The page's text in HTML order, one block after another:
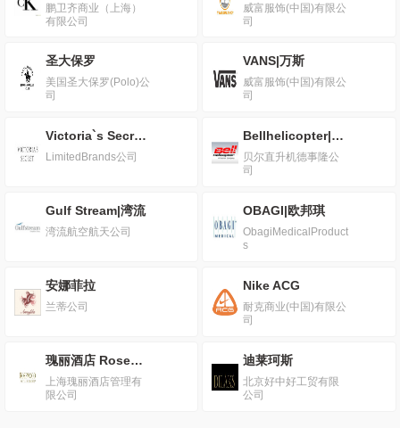
鹏卫齐商业（上海）
有限公司
威富服饰(中国)有限公
司
圣大保罗
美国圣大保罗(Polo)公
司
VANS|万斯
威富服饰(中国)有限公
司
Victoria`s Secret|维多利亚的秘密
LimitedBrands公司
Bellhelicopter|贝尔直升机
贝尔直升机德事隆公
司
Gulf Stream|湾流
湾流航空航天公司
OBAGI|欧邦琪
ObagiMedicalProduct
s
安娜菲拉
兰蒂公司
Nike ACG
耐克商业(中国)有限公
司
瑰丽酒店 Rosewood Hotels & Resorts
上海瑰丽酒店管理有
限公司
迪莱珂斯
北京好中好工贸有限
公司